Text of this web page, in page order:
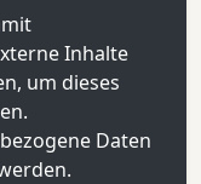
Inhalte
um dieses
Daten